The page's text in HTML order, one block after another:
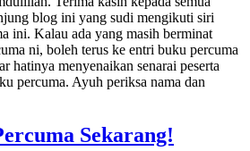
blog ini yang sudi mengikuti siri
ini. Kalau ada yang masih berminat
ni, boleh terus ke entri buku percuma
hatinya menyenaikan senarai peserta
percuma. Ayuh periksa nama dan
Sekarang!